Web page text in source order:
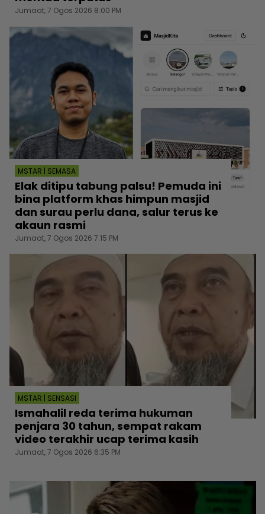
Jumaat, 7 Ogos 2026 8:00 PM
MSTAR | SEMASA
Elak ditipu tabung palsu! Pemuda ini
bina platform khas himpun masjid
dan surau perlu dana, salur terus ke
akaun rasmi
Jumaat, 7 Ogos 2026 7:15 PM
MSTAR | SENSASI
Ismahalil reda terima hukuman
penjara 30 tahun, sempat rakam
video terakhir ucap terima kasih
Jumaat, 7 Ogos 2026 6:35 PM